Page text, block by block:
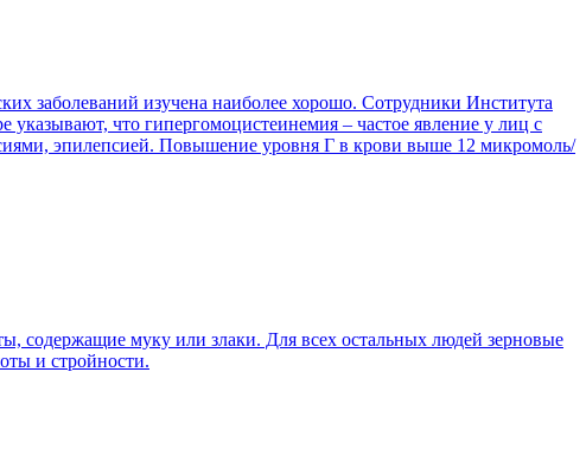
заболеваний изучена наиболее хорошо. Сотрудники Института
что гипергомоцистеинемия – частое явление у лиц с
эпилепсией. Повышение уровня Г в крови выше 12 микромоль/
содержащие муку или злаки. Для всех остальных людей зерновые
и стройности.